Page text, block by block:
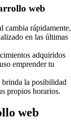
web
cambia rápidamente,
en las últimas
adquiridos
emprender tu
la posibilidad
propios horarios.
web